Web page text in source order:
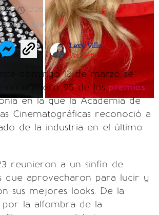
| 12:26 |
2023 10:19
Lexy Villa
Ver perfil
domingo 12 de marzo se
número 95 de los premios
en la que la Academia de
Cinematográficas reconoció a
de la industria en el último
reunieron a un sinfín de
que aprovecharon para lucir y
sus mejores looks. De la
por la alfombra de la